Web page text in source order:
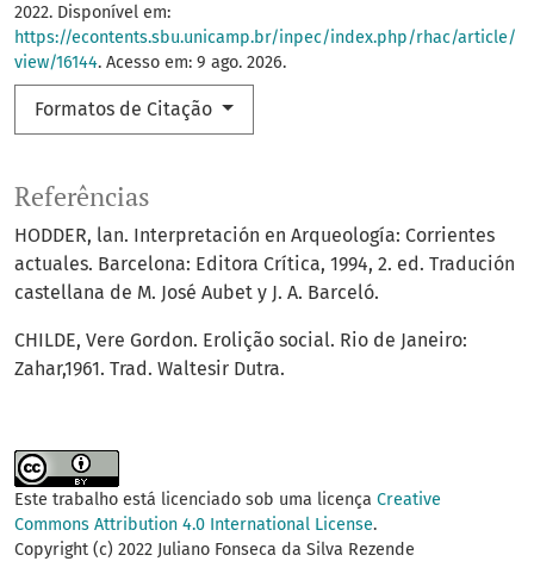
2022. Disponível em:
https://econtents.sbu.unicamp.br/inpec/index.php/rhac/article/
view/16144. Acesso em: 9 ago. 2026.
Formatos de Citação
Referências
HODDER, lan. Interpretación en Arqueología: Corrientes
actuales. Barcelona: Editora Crítica, 1994, 2. ed. Tradución
castellana de M. José Aubet y J. A. Barceló.
CHILDE, Vere Gordon. Erolição social. Rio de Janeiro:
Zahar,1961. Trad. Waltesir Dutra.
Este trabalho está licenciado sob uma licença Creative
Commons Attribution 4.0 International License.
Copyright (c) 2022 Juliano Fonseca da Silva Rezende